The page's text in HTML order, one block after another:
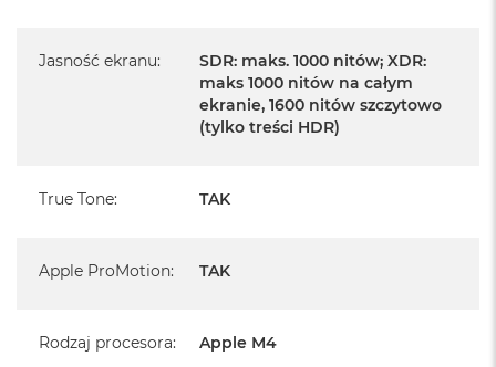
Czytnik linii papilarnych do bezpiecznego logowania oraz
3 x Thunderbolt 4 (USB-C), 1 x HDMI, 1 x Gniazdo na kartę SDXC,
System operacyjny macOS Sequoia lub nowszy
Jasność ekranu:
SDR: maks. 1000 nitów; XDR:
maks 1000 nitów na całym
ekranie, 1600 nitów szczytowo
(tylko treści HDR)
True Tone: TAK
Apple ProMotion: TAK
Rodzaj procesora: Apple M4